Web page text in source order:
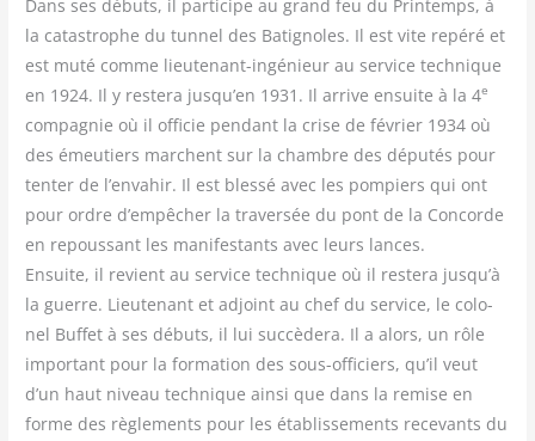
Dans ses débuts, il par­ti­cipe au grand feu du Prin­temps, à
la catas­trophe du tun­nel des Bati­gnoles. Il est vite repé­ré et
est muté comme lieu­te­nant-ingé­nieur au ser­vice tech­nique
en 1924. Il y res­te­ra jusqu’en 1931. Il arrive ensuite à la 4e
com­pa­gnie où il offi­cie pen­dant la crise de février 1934 où
des émeu­tiers marchent sur la chambre des dépu­tés pour
ten­ter de l’envahir. Il est bles­sé avec les pom­piers qui ont
pour ordre d’empêcher la tra­ver­sée du pont de la Concorde
en repous­sant les mani­fes­tants avec leurs lances.
Ensuite, il revient au ser­vice tech­nique où il res­te­ra jusqu’à
la guerre. Lieu­te­nant et adjoint au chef du ser­vice, le colo­
nel Buf­fet à ses débuts, il lui suc­cè­de­ra. Il a alors, un rôle
impor­tant pour la for­ma­tion des sous-offi­ciers, qu’il veut
d’un haut niveau tech­nique ain­si que dans la remise en
forme des règle­ments pour les éta­blis­se­ments rece­vants du